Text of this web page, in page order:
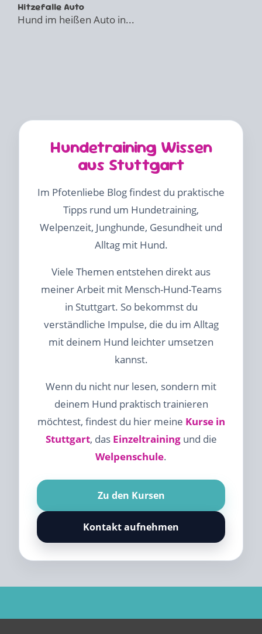
Hitzefalle Auto
Hund im heißen Auto in...
Hundetraining Wissen
aus Stuttgart
Im Pfotenliebe Blog findest du praktische
Tipps rund um Hundetraining,
Welpenzeit, Junghunde, Gesundheit und
Alltag mit Hund.
Viele Themen entstehen direkt aus
meiner Arbeit mit Mensch-Hund-Teams
in Stuttgart. So bekommst du
verständliche Impulse, die du im Alltag
mit deinem Hund leichter umsetzen
kannst.
Wenn du nicht nur lesen, sondern mit
deinem Hund praktisch trainieren
möchtest, findest du hier meine Kurse in
Stuttgart, das Einzeltrainingund die
Welpenschule.
Zu den Kursen
Kontakt aufnehmen